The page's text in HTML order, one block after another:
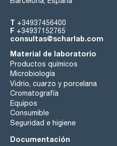
T +34937456400
F +34937152765
consultas@scharlab.com
Material de laboratorio
Productos químicos
Microbiología
Vidrio, cuarzo y porcelana
Cromatografía
Equipos
Consumible
Seguridad e higiene
Documentación